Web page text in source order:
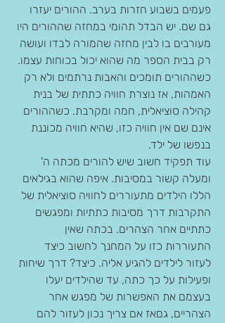
פעמים בשבוע חזרות בערב. ההורים יעזרו
גם שם. יש הבדל תהומי במחזה שההורים היו
מעורבים בו לבין מחזה שהמורה לבדו ועושה
רק בבית הספר מה שהוא יכול בכוחות עצמו.
כשההורים תומכים והאבות נרתמים ולא רק
האמהות, אז נוצרת חוויה כתתית של בנית
קהילה סוציאלית, חמה ומקרבת. כשההורים
אינם שם אין חוויה כזו, שהיא חוויה מכוננת
בנפשו של ילד.
עוד תפקיד חשוב שיש להורים מכתה ה'
ומעלה קשור במסיבות. איפה שהוא בגילאים
הללו הילדים מתעוררים לחוויה סוציאלית של
התקרבות דרך מסיבות כתתיות ומפגשים
כתתיים אחר הצהרים. בכתה שאין
התעוררות כזו על המחנך לחשוב כיצד
לעזור לילדים להגיע אליה. כיצד? דרך שיחות
ופעילות על כך כתה, עד שהילדים יעלו
בעצמם את האפשרות של מפגש אחר
הצהריים, גםאז אם צריך נכון לעזור להם